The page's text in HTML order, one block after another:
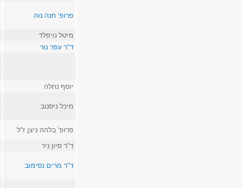
פרופ' חנה נוה
מיטל נויפלד
ד"ר עפר נור
יוסף נחלה
מיכל ניסנוב
פרופ' בלהה ניצן ז"ל
ד"ר סיון ניר
ד"ר מרים נסימוב